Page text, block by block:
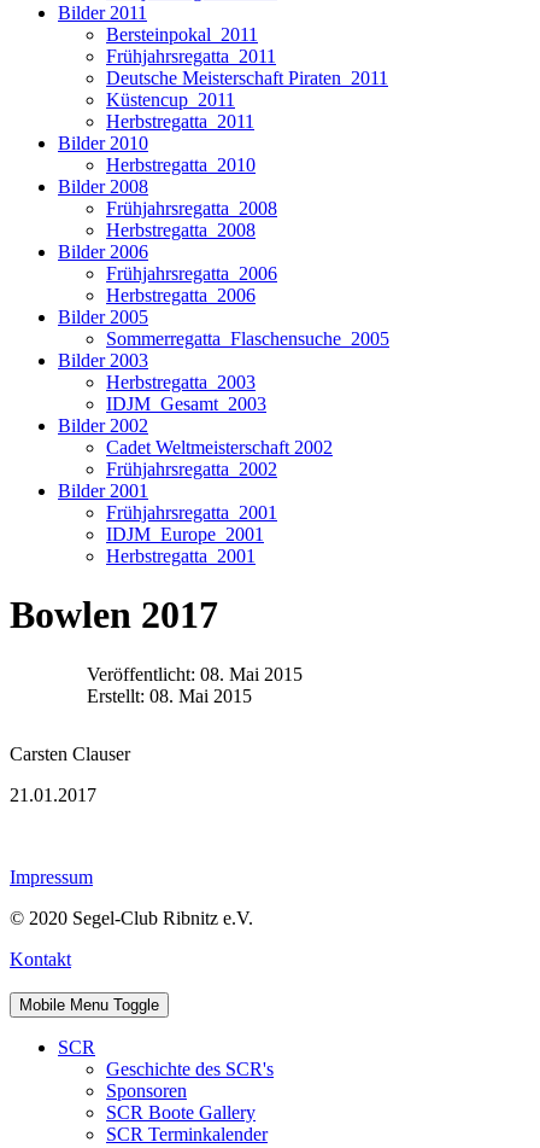
Bilder 2011
Bersteinpokal_2011
Frühjahrsregatta_2011
Deutsche Meisterschaft Piraten_2011
Küstencup_2011
Herbstregatta_2011
Bilder 2010
Herbstregatta_2010
Bilder 2008
Frühjahrsregatta_2008
Herbstregatta_2008
Bilder 2006
Frühjahrsregatta_2006
Herbstregatta_2006
Bilder 2005
Sommerregatta_Flaschensuche_2005
Bilder 2003
Herbstregatta_2003
IDJM_Gesamt_2003
Bilder 2002
Cadet Weltmeisterschaft 2002
Frühjahrsregatta_2002
Bilder 2001
Frühjahrsregatta_2001
IDJM_Europe_2001
Herbstregatta_2001
Bowlen 2017
Veröffentlicht: 08. Mai 2015
Erstellt: 08. Mai 2015
Carsten Clauser
21.01.2017
Impressum
© 2020 Segel-Club Ribnitz e.V.
Kontakt
Mobile Menu Toggle
SCR
Geschichte des SCR's
Sponsoren
SCR Boote Gallery
SCR Terminkalender